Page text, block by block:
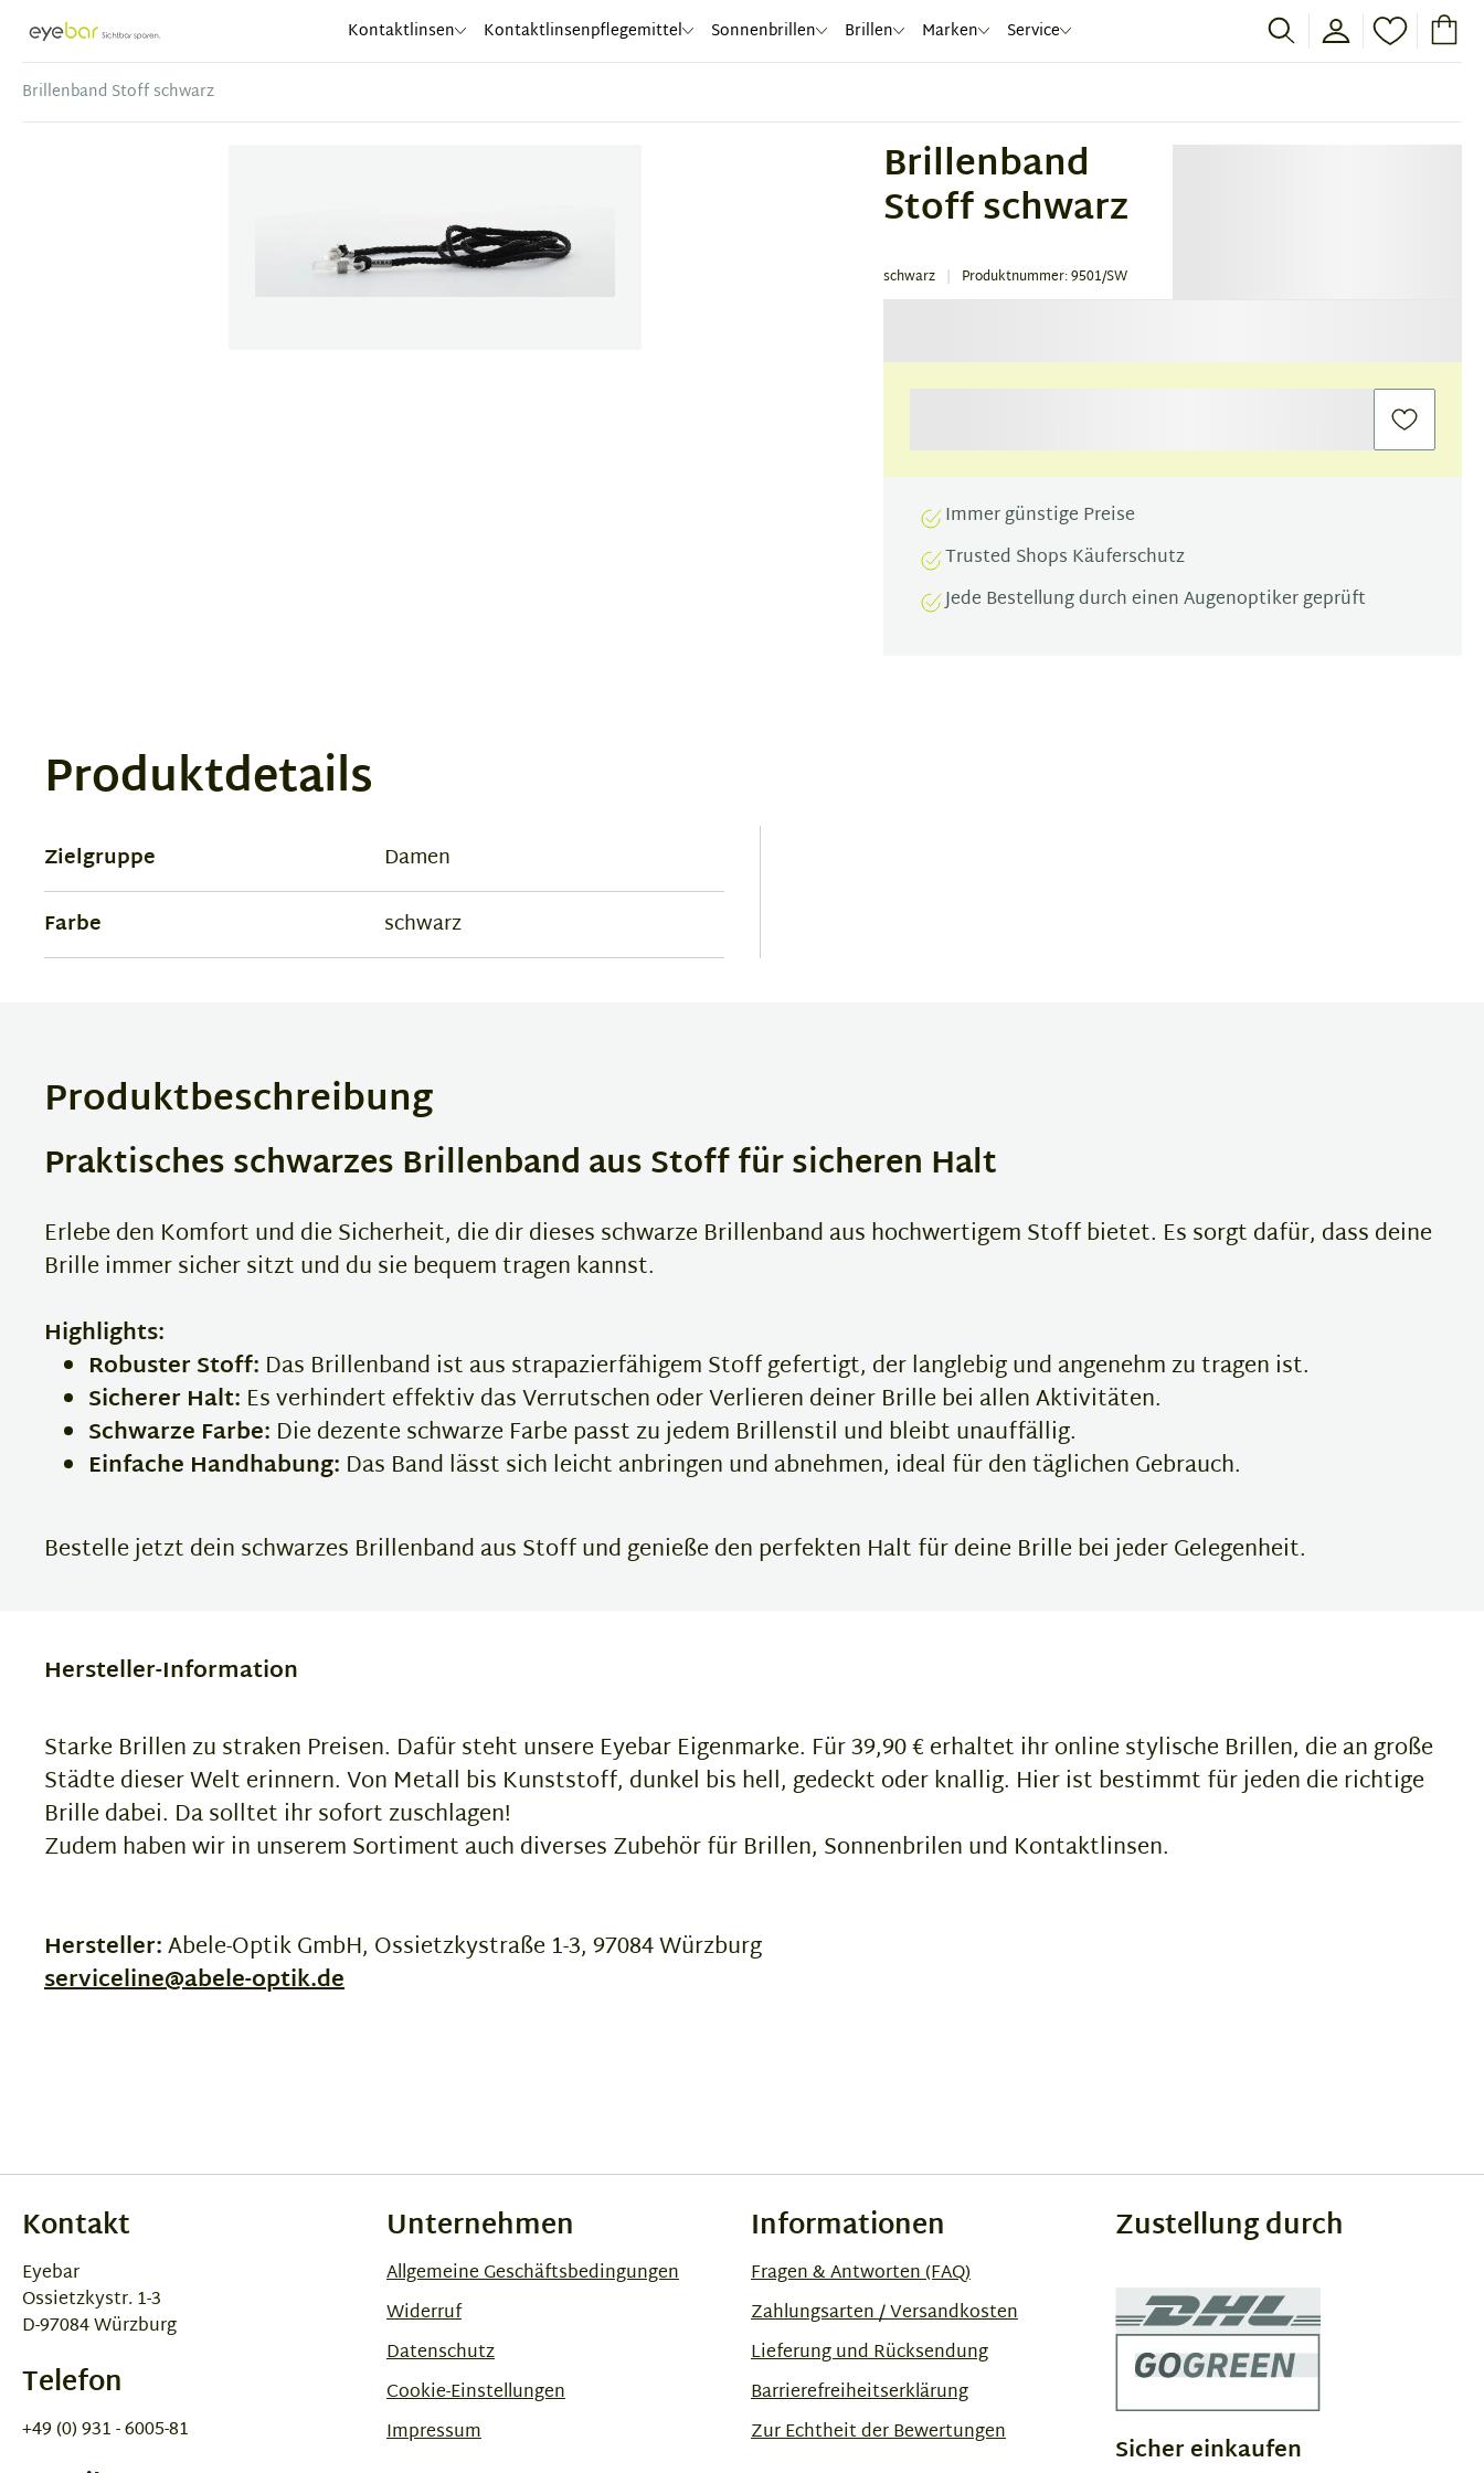
Abele Optic Kontaktlinsen Kontaktlinsenpflegemittel Sonnenbrillen Brillen Marken Service
Brillenband Stoff schwarz
Brillenband
Stoff schwarz
schwarz Produktnummer: 9501/SW
Immer günstige Preise
Trusted Shops Käuferschutz
Jede Bestellung durch einen Augenoptiker geprüft
Produktdetails
Zielgruppe
Damen
Farbe
schwarz
Produktbeschreibung
Praktisches schwarzes Brillenband aus Stoff für sicheren Halt
Erlebe den Komfort und die Sicherheit, die dir dieses schwarze Brillenband aus hochwertigem Stoff bietet. Es sorgt dafür, dass deine
Brille immer sicher sitzt und du sie bequem tragen kannst.
Highlights:
Robuster Stoff: Das Brillenband ist aus strapazierfähigem Stoff gefertigt, der langlebig und angenehm zu tragen ist.
Sicherer Halt: Es verhindert effektiv das Verrutschen oder Verlieren deiner Brille bei allen Aktivitäten.
Schwarze Farbe: Die dezente schwarze Farbe passt zu jedem Brillenstil und bleibt unauffällig.
Einfache Handhabung: Das Band lässt sich leicht anbringen und abnehmen, ideal für den täglichen Gebrauch.
Bestelle jetzt dein schwarzes Brillenband aus Stoff und genieße den perfekten Halt für deine Brille bei jeder Gelegenheit.
Hersteller-Information
Starke Brillen zu straken Preisen. Dafür steht unsere Eyebar Eigenmarke. Für 39,90 € erhaltet ihr online stylische Brillen, die an große
Städte dieser Welt erinnern. Von Metall bis Kunststoff, dunkel bis hell, gedeckt oder knallig. Hier ist bestimmt für jeden die richtige
Brille dabei. Da solltet ihr sofort zuschlagen!
Zudem haben wir in unserem Sortiment auch diverses Zubehör für Brillen, Sonnenbrilen und Kontaktlinsen.
Hersteller:Abele-Optik GmbH, Ossietzkystraße 1-3, 97084 Würzburg
serviceline@abele-optik.de
Kontakt
Eyebar
Ossietzkystr. 1-3
D-97084 Würzburg
Telefon
+49 (0) 931 - 6005-81
Unternehmen
Allgemeine Geschäftsbedingungen
Widerruf
Datenschutz
Cookie-Einstellungen
Impressum
Informationen
Fragen & Antworten (FAQ)
Zahlungsarten / Versandkosten
Lieferung und Rücksendung
Barrierefreiheitserklärung
Zur Echtheit der Bewertungen
Zustellung durch
Sicher einkaufen